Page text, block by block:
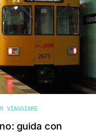
VIAGGIARE
guida con